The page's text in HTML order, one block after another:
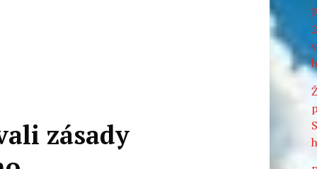
zásady